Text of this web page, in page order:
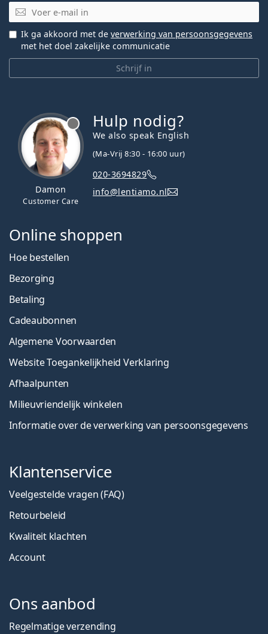
E-mail
Schrijf in
Ik ga akkoord met de verwerking van persoonsgegevens
met het doel zakelijke communicatie
Damon
Customer Care
Hulp nodig?
We also speak English
(Ma-Vrij 8:30 - 16:00 uur)
020-3694829
info@lentiamo.nl
Online shoppen
Hoe bestellen
Bezorging
Betaling
Cadeaubonnen
Algemene Voorwaarden
Website Toegankelijkheid Verklaring
Afhaalpunten
Milieuvriendelijk winkelen
Informatie over de verwerking van persoonsgegevens
Klantenservice
Veelgestelde vragen (FAQ)
Retourbeleid
Kwaliteit klachten
Account
Ons aanbod
Regelmatige verzending